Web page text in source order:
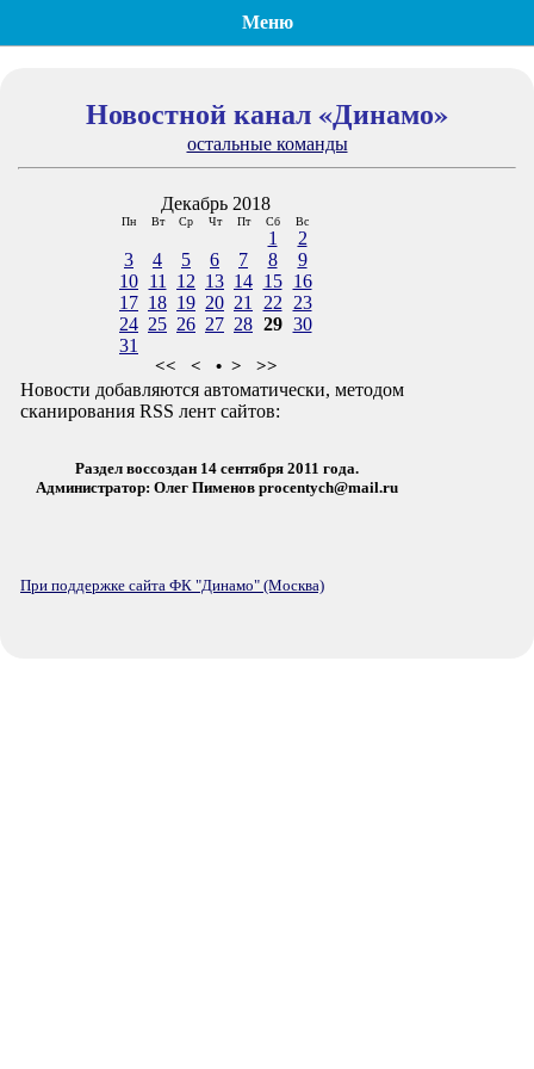
Меню
Новостной канал «Динамо»
остальные команды
Декабрь 2018
Пн Вт Ср Чт Пт Сб Вс
1
2
3
4 5 6 7 8
9
10 11 12 13 14 15
16
17 18 19 20 21 22
23
24 25 26 27 28 29 30
31
<< < • > >>
Новости добавляются автоматически, методом
сканирования RSS лент сайтов:
Раздел воссоздан 14 сентября 2011 года.
Администратор: Олег Пименов procentych@mail.ru
При поддержке сайта ФК "Динамо" (Москва)